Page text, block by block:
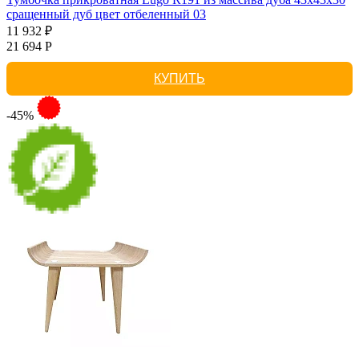
сращенный дуб цвет отбеленный 03
11 932 ₽
21 694 Р
КУПИТЬ
-45%